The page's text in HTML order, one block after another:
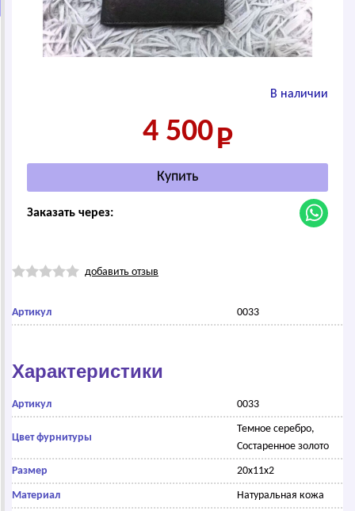
В наличии
4 500
Заказать через:
добавить отзыв
Артикул 0033
Характеристики
Артикул 0033
Цвет фурнитуры
Темное серебро,
Состаренное золото
Размер 20х11х2
Материал Натуральная кожа